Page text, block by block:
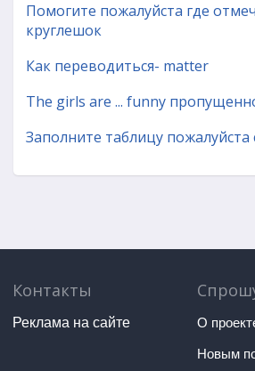
Помогите пожалуйста где
круглешок
Как переводиться- matter
The girls are ... funny
Заполните таблицу пожалуйста
Контакты
Реклама на сайте О
Новым